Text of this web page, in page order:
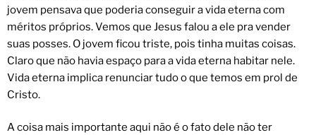
jovem pensava que poderia conseguir a vida eterna com
méritos próprios. Vemos que Jesus falou a ele pra vender
suas posses. O jovem ficou triste, pois tinha muitas coisas.
Claro que não havia espaço para a vida eterna habitar nele.
Vida eterna implica renunciar tudo o que temos em prol de
Cristo.
A coisa mais importante aqui não é o fato dele não ter